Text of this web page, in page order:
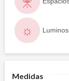
Medidas